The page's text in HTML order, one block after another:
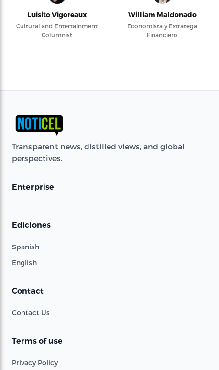
Luisito Vigoreaux
Cultural and Entertainment
Columnist
William Maldonado
Economista y Estratega
Financiero
Transparent news, distilled views, and global
perspectives.
Enterprise
Ediciones
Spanish
English
Contact
Contact Us
Terms of use
Privacy Policy